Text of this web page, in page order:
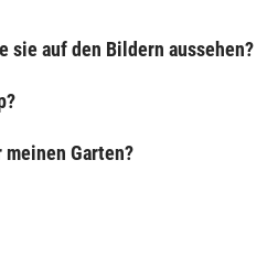
sie auf den Bildern aussehen?
Garten?